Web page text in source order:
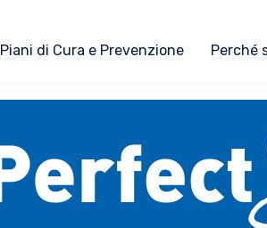
Piani di Cura e Prevenzione Perché